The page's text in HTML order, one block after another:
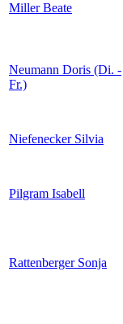
Miller Beate
Neumann Doris (Di. -
Fr.)
Niefenecker Silvia
Pilgram Isabell
Rattenberger Sonja